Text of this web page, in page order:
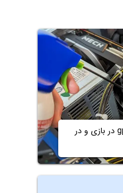
آموزش نمایش دمای cpu و gpu در بازی و در